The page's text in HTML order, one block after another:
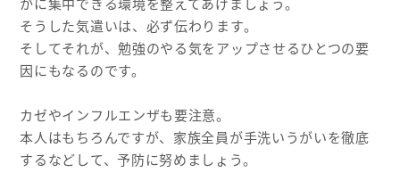
そうした気遣いは、必ず伝わります。
そしてそれが、勉強のやる気をアップさせるひとつの要
因にもなるのです。
カゼやインフルエンザも要注意。
本人はもちろんですが、家族全員が手洗いうがいを徹底
するなどして、予防に努めましょう。